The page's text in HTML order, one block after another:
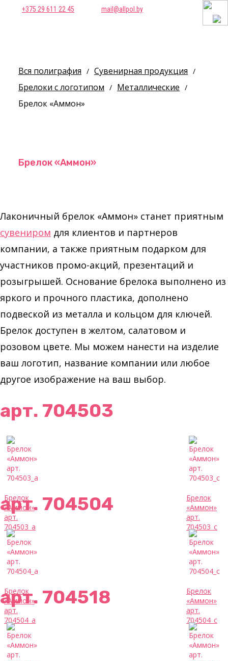
+375 29 611 22 45 mail@allpol.by
Вся полиграфия / Сувенирная продукция /
Брелоки с логотипом / Металлические /
Брелок «Аммон»
Брелок «Аммон»
Лаконичный брелок «Аммон» станет приятным
сувениром для клиентов и партнеров
компании, а также приятным подарком для
участников промо-акций, презентаций и
розыгрышей. Основание брелока выполнено из
яркого и прочного пластика, дополнено
подвеской из металла и кольцом для ключей.
Брелок доступен в желтом, салатовом и
розовом цвете. Мы можем нанести на изделие
ваш логотип, название компании или любое
другое изображение на ваш выбор.
арт. 704503
Брелок
«Аммон»
арт.
704503_a
Брелок
«Аммон»
арт.
704503_c
арт. 704504
Брелок
«Аммон»
арт.
704504_a
Брелок
«Аммон»
арт.
704504_c
арт. 704518